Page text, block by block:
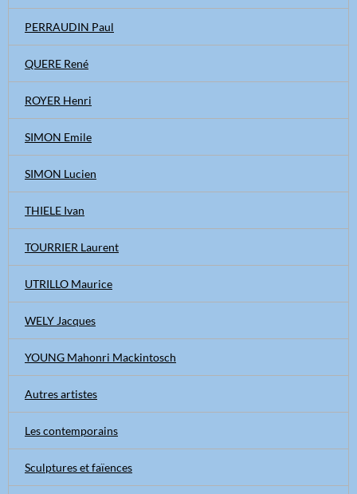
PERRAUDIN Paul
QUERE René
ROYER Henri
SIMON Emile
SIMON Lucien
THIELE Ivan
TOURRIER Laurent
UTRILLO Maurice
WELY Jacques
YOUNG Mahonri Mackintosch
Autres artistes
Les contemporains
Sculptures et faïences